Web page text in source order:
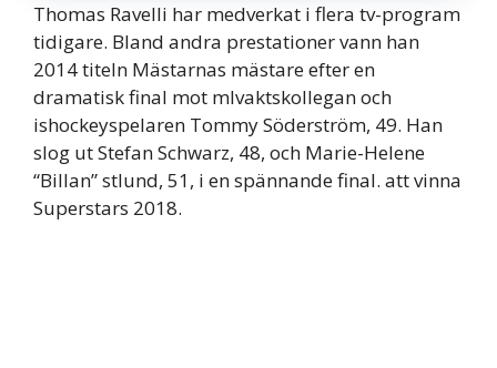
Thomas Ravelli har medverkat i flera tv-program
tidigare. Bland andra prestationer vann han
2014 titeln Mästarnas mästare efter en
dramatisk final mot mlvaktskollegan och
ishockeyspelaren Tommy Söderström, 49. Han
slog ut Stefan Schwarz, 48, och Marie-Helene
“Billan” stlund, 51, i en spännande final. att vinna
Superstars 2018.